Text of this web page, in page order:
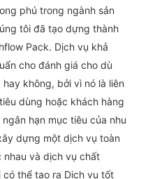
phú trong ngành sản
tôi đã tạo dựng thành
Pack. Dịch vụ khả
cho đánh giá cho dù
không, bởi vì nó là liên
dùng hoặc khách hàng
hạn mục tiêu của nhu
dựng một dịch vụ toàn
và dịch vụ chất
thể tạo ra Dịch vụ tốt